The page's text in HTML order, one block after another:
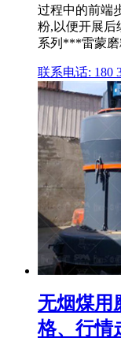
过程中的前端
粉,以便开展
系列***雷蒙磨
联系电话: 180
无烟煤用
格、行情